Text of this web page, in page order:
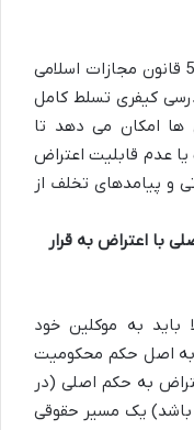
وکلا باید به دقت بر مواد 46 تا 55 قانون مجازات اسلامی
آیین دادرسی کیفری تسلط کامل
ها امکان می دهد تا
عدم قابلیت اعتراض
و پیامدهای تخلف از
با اعتراض به قرار
باید به موکلین خود
به اصل حکم محکومیت
به حکم اصلی (در
باشد) یک مسیر حقوقی